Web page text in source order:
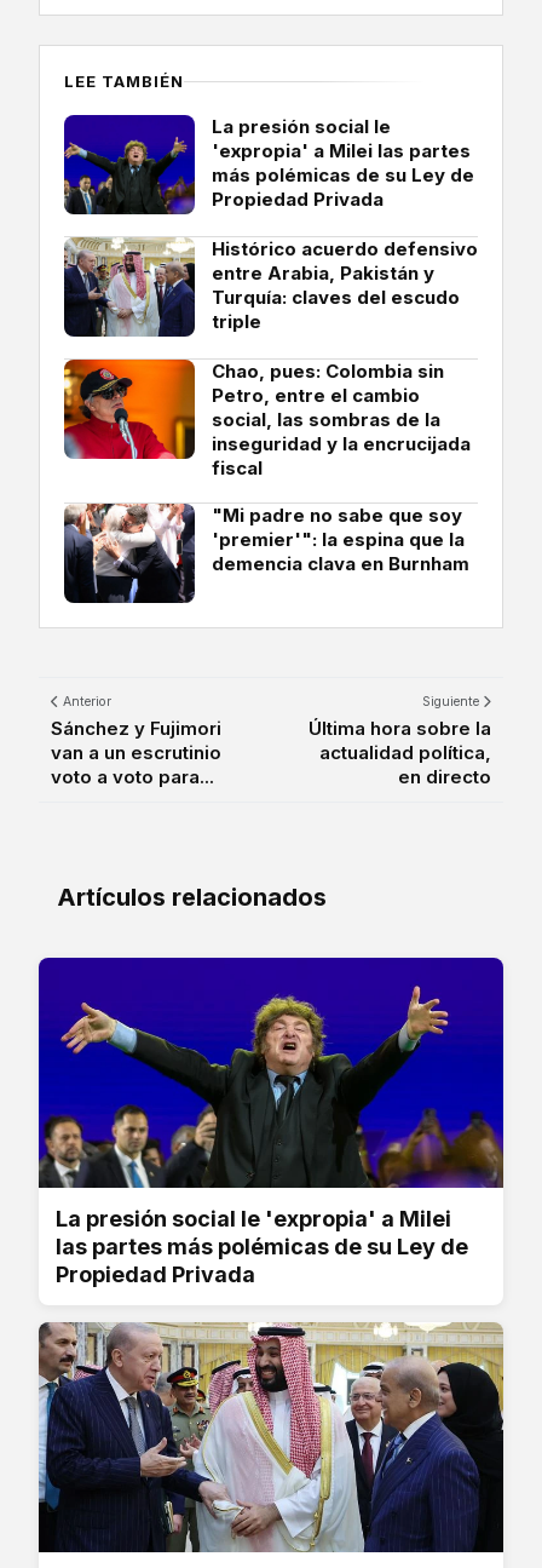
LEE TAMBIÉN
La presión social le
'expropia' a Milei las partes
más polémicas de su Ley de
Propiedad Privada
Histórico acuerdo defensivo
entre Arabia, Pakistán y
Turquía: claves del escudo
triple
Chao, pues: Colombia sin
Petro, entre el cambio
social, las sombras de la
inseguridad y la encrucijada
fiscal
"Mi padre no sabe que soy
'premier'": la espina que la
demencia clava en Burnham
Anterior
Sánchez y Fujimori
van a un escrutinio
voto a voto para...
Siguiente
Última hora sobre la
actualidad política,
en directo
Artículos relacionados
La presión social le 'expropia' a Milei
las partes más polémicas de su Ley de
Propiedad Privada